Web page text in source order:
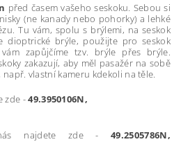
před časem vašeho seskoku. Sebou si
(ne kanady nebo pohorky) a lehké
Tu vám, spolu s brýlemi, na seskok
dioptrické brýle, použijte pro seskok
zapůjčíme tzv. brýle přes brýle.
zakazují, aby měl pasažér na sobě
vlastní kameru kdekoli na těle.
zde -49.3950106N,
najdete zde -49.2505786N,